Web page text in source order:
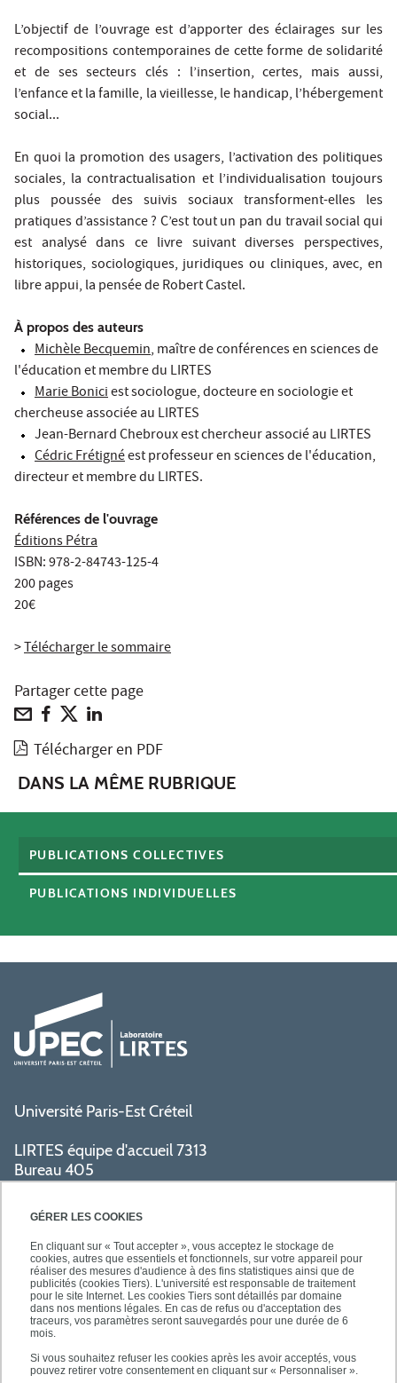
GÉRER LES COOKIES
En cliquant sur « Tout accepter », vous acceptez le stockage de
cookies, autres que essentiels et fonctionnels, sur votre appareil pour
réaliser des mesures d'audience à des fins statistiques ainsi que de
publicités (cookies Tiers). L'université est responsable de traitement
pour le site Internet. Les cookies Tiers sont détaillés par domaine
dans nos mentions légales. En cas de refus ou d'acceptation des
traceurs, vos paramètres seront sauvegardés pour une durée de 6
mois.
Si vous souhaitez refuser les cookies après les avoir acceptés, vous
pouvez retirer votre consentement en cliquant sur « Personnaliser ».
L’objectif de l’ouvrage est d’apporter des éclairages sur les
recompositions contemporaines de cette forme de solidarité
et de ses secteurs clés : l’insertion, certes, mais aussi,
l’enfance et la famille, la vieillesse, le handicap, l’hébergement
social...
En quoi la promotion des usagers, l’activation des politiques
sociales, la contractualisation et l’individualisation toujours
plus poussée des suivis sociaux transforment-elles les
pratiques d’assistance ? C’est tout un pan du travail social qui
est analysé dans ce livre suivant diverses perspectives,
historiques, sociologiques, juridiques ou cliniques, avec, en
libre appui, la pensée de Robert Castel.
À propos des auteurs
Michèle Becquemin, maître de conférences en sciences de
l'éducation et membre du LIRTES
Marie Boniciest sociologue, docteure en sociologie et
chercheuse associée au LIRTES
Jean-Bernard Chebroux est chercheur associé au LIRTES
Cédric Frétignéest professeur en sciences de l'éducation,
directeur et membre du LIRTES.
Références de l'ouvrage
Éditions Pétra
ISBN: 978-2-84743-125-4
200 pages
20€
>Télécharger le sommaire
Partager cette page
Télécharger en PDF
DANS LA MÊME RUBRIQUE
PUBLICATIONS COLLECTIVES
PUBLICATIONS INDIVIDUELLES
Université Paris-Est Créteil
LIRTES équipe d'accueil 7313
Bureau 405
Bâtiment La Pyramide
80 avenue du Général de Gaulle
PRATIQUE
ACCÈS RAPIDES